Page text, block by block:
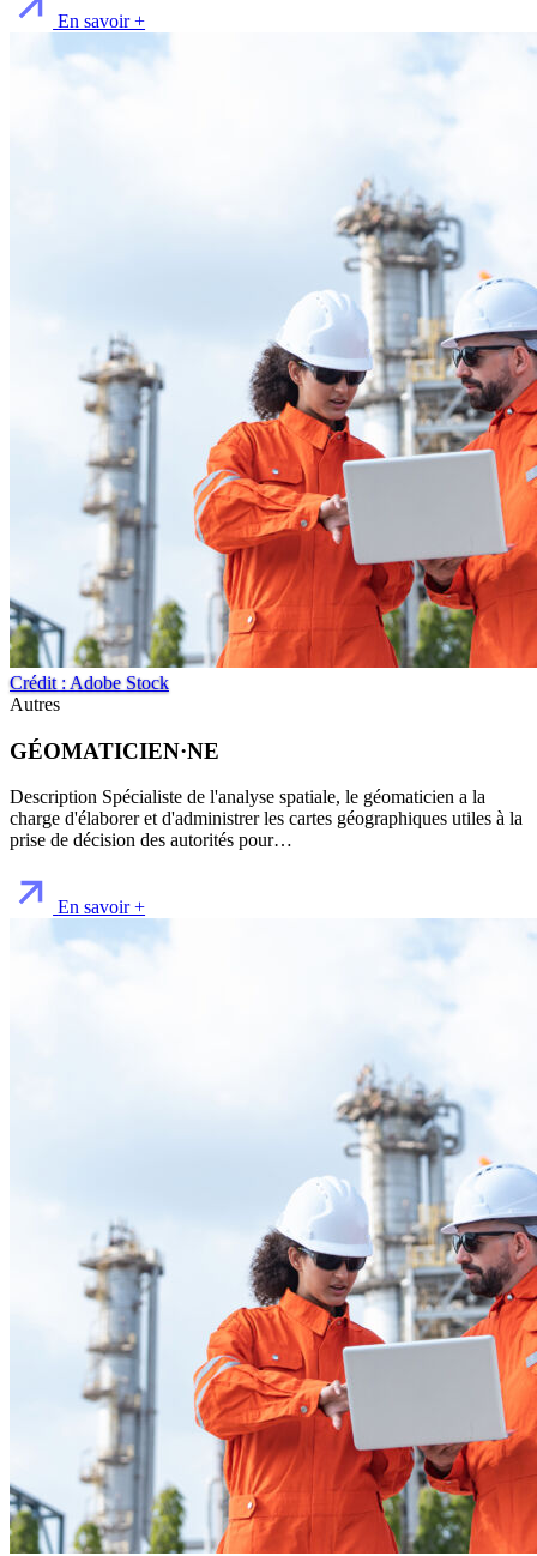
En savoir +
Crédit : Adobe Stock
Autres
GÉOMATICIEN·NE
Description Spécialiste de l'analyse spatiale, le géomaticien a la
charge d'élaborer et d'administrer les cartes géographiques utiles à la
prise de décision des autorités pour…
En savoir +